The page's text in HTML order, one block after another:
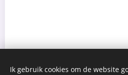
Ik gebruik cookies om de website